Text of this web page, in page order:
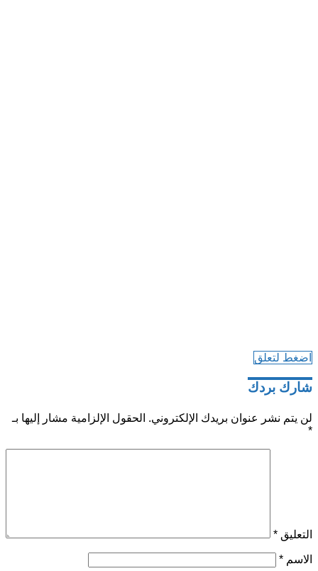
اضغط لتعلق
شارك بردك
لن يتم نشر عنوان بريدك الإلكتروني. الحقول الإلزامية مشار إليها بـ
*
التعليق *
الاسم *